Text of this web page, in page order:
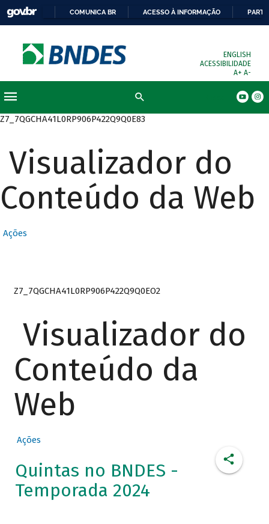
COMUNICA BR ACESSO À INFORMAÇÃO
ENGLISH
ACESSIBILIDADE
A+ A-
Z7_7QGCHA41L0RP906P422Q9Q0E83
Visualizador do
Conteúdo da Web
Ações
Z7_7QGCHA41L0RP906P422Q9Q0EO2
Visualizador do
Conteúdo da
Web
Ações
Quintas no BNDES -
Temporada 2024